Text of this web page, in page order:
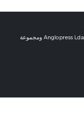
جميع المحتويات والتصميم هي حقوق الطبع والنشر Anglopress Lda ومجموعة